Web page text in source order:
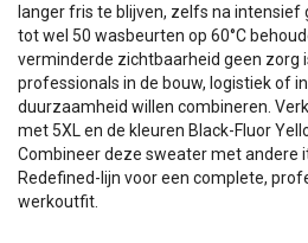
langer fris te blijven, zelfs na
tot wel 50 wasbeurten op 60°C
verminderde zichtbaarheid geen zorg
professionals in de bouw, logistiek of
duurzaamheid willen combineren.
met 5XL en de kleuren Black-Fluor
Combineer deze sweater met andere
Redefined-lijn voor een complete,
werkoutfit.